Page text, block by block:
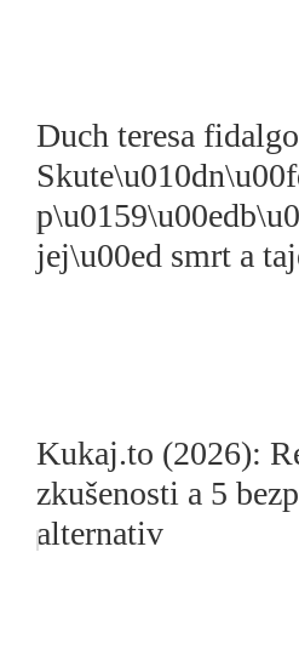
Duch teresa
jej\u00ed smrt a
Kukaj.to (2026):
zkušenosti a 5
alternativ